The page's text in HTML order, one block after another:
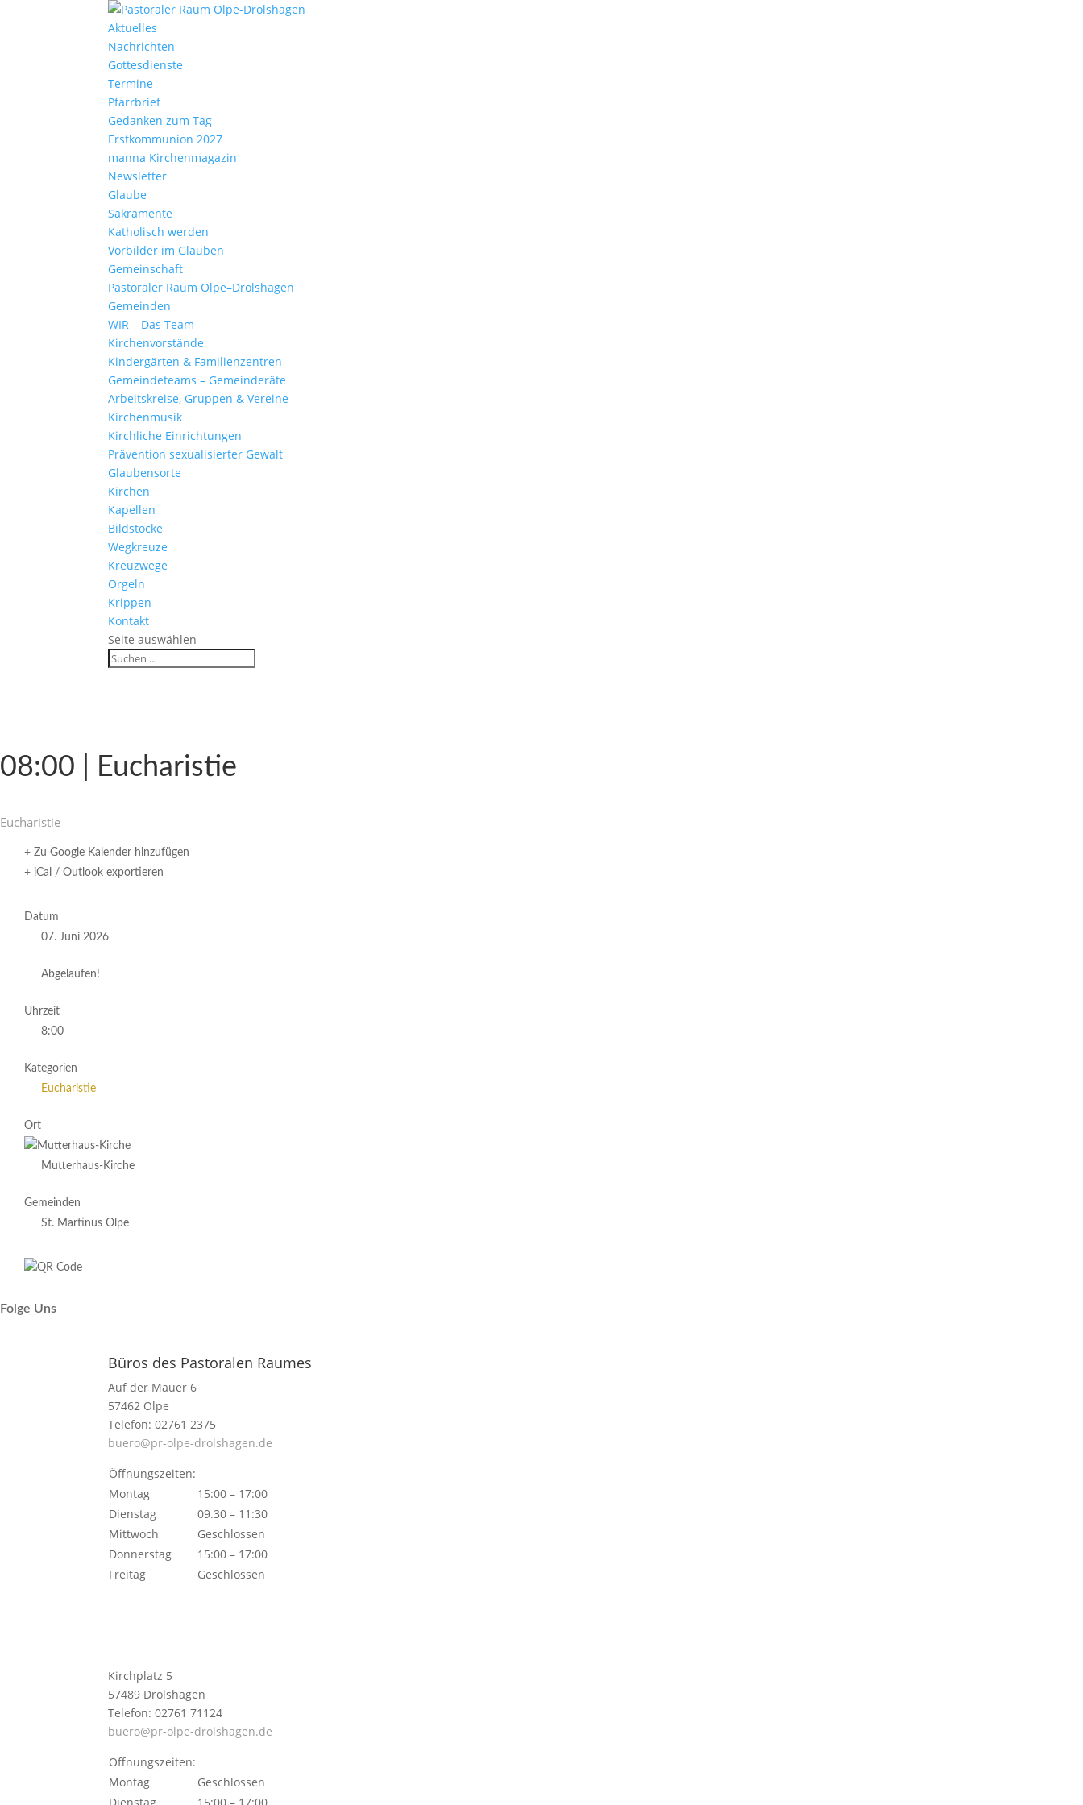
Aktu­elles
Nach­richten
Gottes­dienste
Termine
Pfarr­brief
Gedanken zum Tag
Erst­kom­mu­nion 2027
manna Kirchen­ma­gazin
News­letter
Glaube
Sakra­mente
Katho­lisch werden
Vorbilder im Glauben
Gemein­schaft
Pasto­raler Raum Olpe–Drolshagen
Gemeinden
WIR – Das Team
Kirchen­vor­stände
Kinder­gärten & Familienzentren
Gemein­de­teams – Gemeinderäte
Arbeits­kreise, Gruppen & Vereine
Kirchen­musik
Kirch­liche Einrichtungen
Präven­tion sexua­li­sierter Gewalt
Glau­ben­s­orte
Kirchen
Kapellen
Bild­stöcke
Wegkreuze
Kreuz­wege
Orgeln
Krippen
Kontakt
Seite auswählen
08:00 | Eucharistie
Eucha­ristie
+ Zu Google Kalender hinzufügen
+ iCal / Outlook exportieren
Datum
07. Juni 2026
Abgelaufen!
Uhrzeit
8:00
Kategorien
Eucharistie
Ort
Mutterhaus-Kirche
Gemeinden
St. Martinus Olpe
Folge Uns
Büros des Pastoralen Raumes
Auf der Mauer 6
57462 Olpe
Telefon: 02761 2375
buero@pr-olpe-drolshagen.de
Öffnungszeiten:
Montag
15:00 – 17:00
Dienstag
09.30 – 11:30
Mittwoch
Geschlossen
Donnerstag
15:00 – 17:00
Freitag
Geschlossen
Kirchplatz 5
57489 Drolshagen
Telefon: 02761 71124
buero@pr-olpe-drolshagen.de
Öffnungszeiten:
Montag
Geschlossen